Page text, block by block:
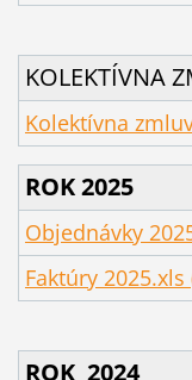
KOLEKTÍVNA
Kolektívna
ROK 2025
Objednávky
Faktúry 2025.xls
ROK 2024